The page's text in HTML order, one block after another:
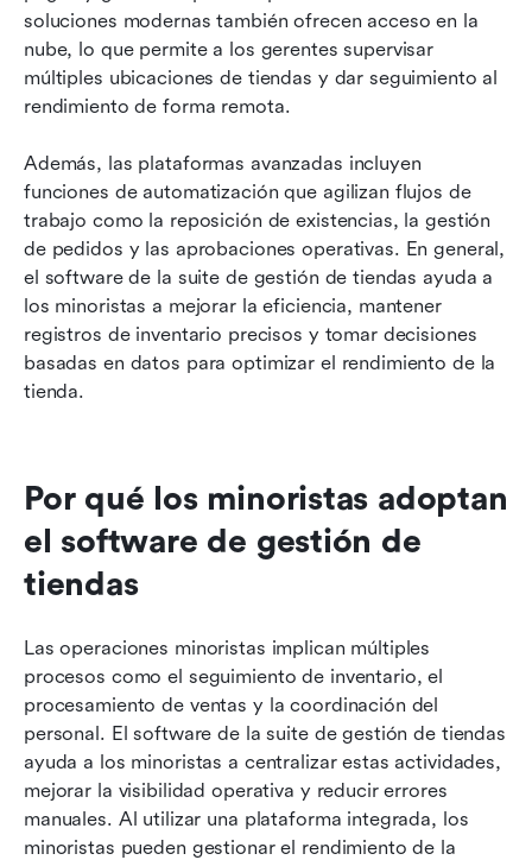
soluciones modernas también ofrecen acceso en la
nube, lo que permite a los gerentes supervisar
múltiples ubicaciones de tiendas y dar seguimiento al
rendimiento de forma remota.
Además, las plataformas avanzadas incluyen
funciones de automatización que agilizan flujos de
trabajo como la reposición de existencias, la gestión
de pedidos y las aprobaciones operativas. En general,
el software de la suite de gestión de tiendas ayuda a
los minoristas a mejorar la eficiencia, mantener
registros de inventario precisos y tomar decisiones
basadas en datos para optimizar el rendimiento de la
tienda.
Por qué los minoristas adoptan
el software de gestión de
tiendas
Las operaciones minoristas implican múltiples
procesos como el seguimiento de inventario, el
procesamiento de ventas y la coordinación del
personal. El software de la suite de gestión de tiendas
ayuda a los minoristas a centralizar estas actividades,
mejorar la visibilidad operativa y reducir errores
manuales. Al utilizar una plataforma integrada, los
minoristas pueden gestionar el rendimiento de la